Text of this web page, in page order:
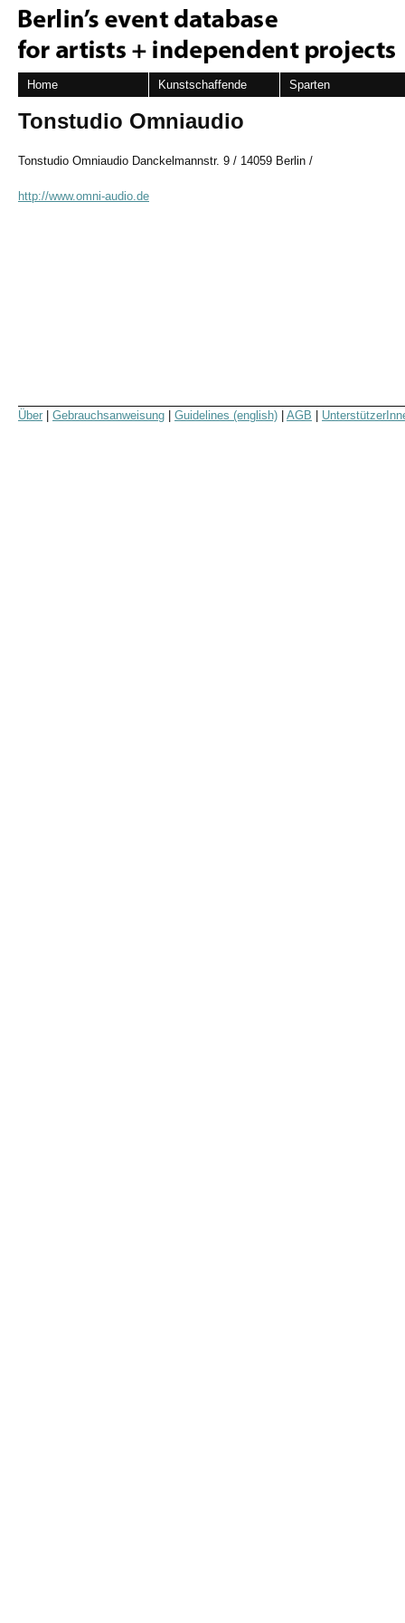
Home Kunstschaffende Sparten
Tonstudio Omniaudio
Tonstudio Omniaudio Danckelmannstr. 9 / 14059 Berlin /
http://www.omni-audio.de
Über Gebrauchsanweisung Guidelines (english) AGB